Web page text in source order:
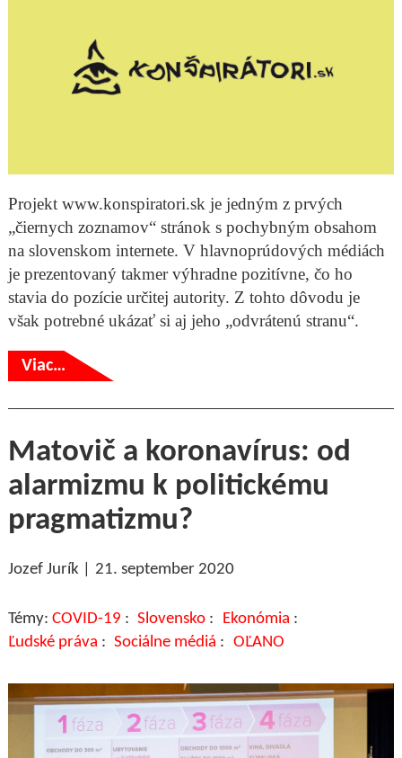
Projekt www.konspiratori.sk je jedným z prvých
„čiernych zoznamov“ stránok s pochybným obsahom
na slovenskom internete. V hlavnoprúdových médiách
je prezentovaný takmer výhradne pozitívne, čo ho
stavia do pozície určitej autority. Z tohto dôvodu je
však potrebné ukázať si aj jeho „odvrátenú stranu“.
Viac…
Matovič a koronavírus: od
alarmizmu k politickému
pragmatizmu?
Jozef Jurík 21. september 2020
COVID-19 Slovensko
Ekonómia
Ľudské práva
Sociálne médiá OĽANO